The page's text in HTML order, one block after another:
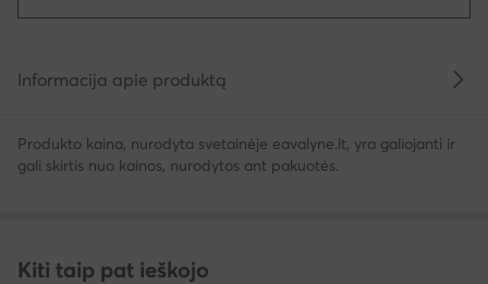
Informacija apie produktą
Produkto kaina, nurodyta svetainėje eavalyne.lt, yra galiojanti ir
gali skirtis nuo kainos, nurodytos ant pakuotės.
Kiti taip pat ieškojo